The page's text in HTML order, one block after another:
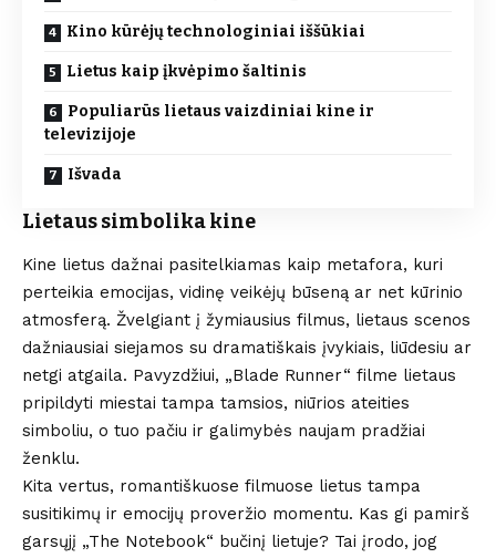
Kino kūrėjų technologiniai iššūkiai
Lietus kaip įkvėpimo šaltinis
Populiarūs lietaus vaizdiniai kine ir
televizijoje
Išvada
Lietaus simbolika kine
Kine lietus dažnai pasitelkiamas kaip metafora, kuri
perteikia emocijas, vidinę veikėjų būseną ar net kūrinio
atmosferą. Žvelgiant į žymiausius filmus, lietaus scenos
dažniausiai siejamos su dramatiškais įvykiais, liūdesiu ar
netgi atgaila. Pavyzdžiui, „Blade Runner“ filme lietaus
pripildyti miestai tampa tamsios, niūrios ateities
simboliu, o tuo pačiu ir galimybės naujam pradžiai
ženklu.
Kita vertus, romantiškuose filmuose lietus tampa
susitikimų ir emocijų proveržio momentu. Kas gi pamirš
garsųjį „The Notebook“ bučinį lietuje? Tai įrodo, jog